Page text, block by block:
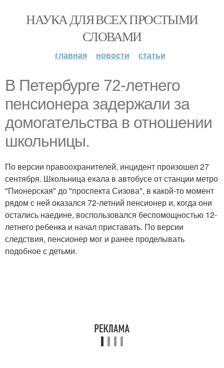
НАУКА ДЛЯ ВСЕХ ПРОСТЫМИ
СЛОВАМИ
главная новости статьи
В Петербурге 72-летнего
пенсионера задержали за
домогательства в отношении
школьницы.
По версии правоохранителей, инцидент произошел 27
сентября. Школьница ехала в автобусе от станции метро
"Пионерская" до "проспекта Сизова", в какой-то момент
рядом с ней оказался 72-летний пенсионер и, когда они
остались наедине, воспользовался беспомощностью 12-
летнего ребенка и начал приставать. По версии
следствия, пенсионер мог и ранее проделывать
подобное с детьми.